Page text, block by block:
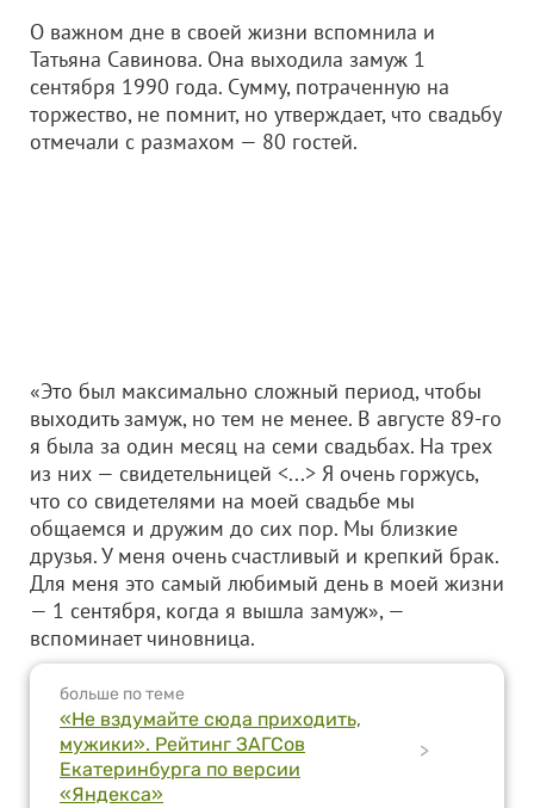
О важном дне в своей жизни вспомнила и
Татьяна Савинова. Она выходила замуж 1
сентября 1990 года. Сумму, потраченную на
торжество, не помнит, но утверждает, что свадьбу
отмечали с размахом — 80 гостей.
«Это был максимально сложный период, чтобы
выходить замуж, но тем не менее. В августе 89-го
я была за один месяц на семи свадьбах. На трех
из них — свидетельницей <...> Я очень горжусь,
что со свидетелями на моей свадьбе мы
общаемся и дружим до сих пор. Мы близкие
друзья. У меня очень счастливый и крепкий брак.
Для меня это самый любимый день в моей жизни
— 1 сентября, когда я вышла замуж», —
вспоминает чиновница.
больше по теме
«Не вздумайте сюда приходить,
мужики». Рейтинг ЗАГСов
Екатеринбурга по версии
«Яндекса»
>